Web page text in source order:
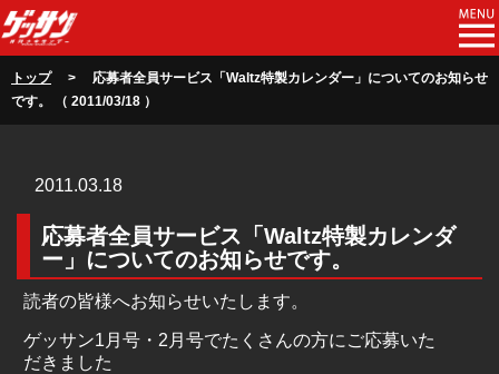
トップ> 応募者全員サービス「Waltz特製カレンダー」についてのお知らせ
です。 （ 2011/03/18 ）
2011.03.18
応募者全員サービス「Waltz特製カレンダ
ー」についてのお知らせです。
読者の皆様へお知らせいたします。
ゲッサン1 月号・ 2 月号でたくさんの方にご応募いた
だきました